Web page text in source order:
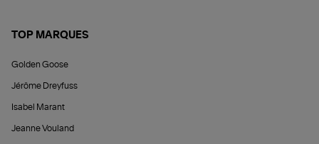
TOP MARQUES
Golden Goose
Jérôme Dreyfuss
Isabel Marant
Jeanne Vouland